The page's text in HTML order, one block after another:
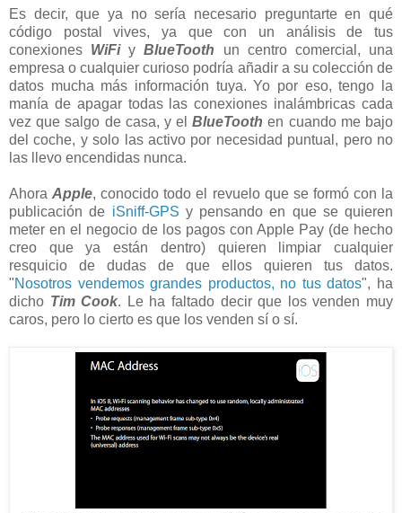
Es decir, que ya no sería necesario preguntarte en qué
código postal vives, ya que con un análisis de tus
conexiones WiFiyBlueTooth un centro comercial, una
empresa o cualquier curioso podría añadir a su colección de
datos mucha más información tuya. Yo por eso, tengo la
manía de apagar todas las conexiones inalámbricas cada
vez que salgo de casa, y elBlueTooth en cuando me bajo
del coche, y solo las activo por necesidad puntual, pero no
las llevo encendidas nunca.
AhoraApple, conocido todo el revuelo que se formó con la
publicación de iSniff-GPS y pensando en que se quieren
meter en el negocio de los pagos con Apple Pay (de hecho
creo que ya están dentro) quieren limpiar cualquier
resquicio de dudas de que ellos quieren tus datos.
"Nosotros vendemos grandes productos, no tus datos", ha
dicho Tim Cook. Le ha faltado decir que los venden muy
caros, pero lo cierto es que los venden sí o sí.